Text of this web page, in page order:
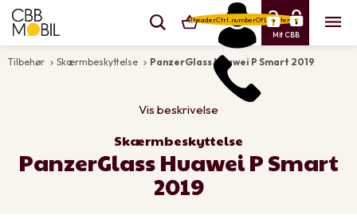
{{headerCtrl.numberOfLineItems}}
Mit CBB
Tilbehør keyboard_arrow_right Skærmbeskyttelse keyboard_arrow_right PanzerGlass Huawei P Smart 2019
Vis beskrivelse
Skærmbeskyttelse
PanzerGlass Huawei P Smart
2019